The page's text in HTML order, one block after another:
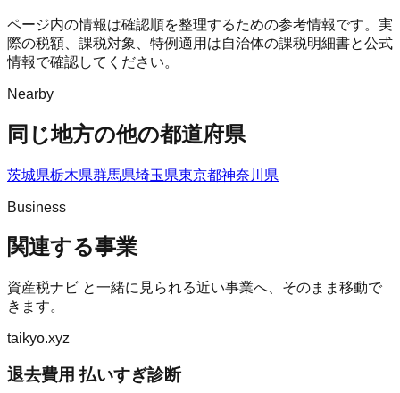
ページ内の情報は確認順を整理するための参考情報です。実
際の税額、課税対象、特例適用は自治体の課税明細書と公式
情報で確認してください。
Nearby
同じ地方の他の都道府県
茨城県栃木県群馬県埼玉県東京都神奈川県
Business
関連する事業
資産税ナビ と一緒に見られる近い事業へ、そのまま移動で
きます。
taikyo.xyz
退去費用 払いすぎ診断